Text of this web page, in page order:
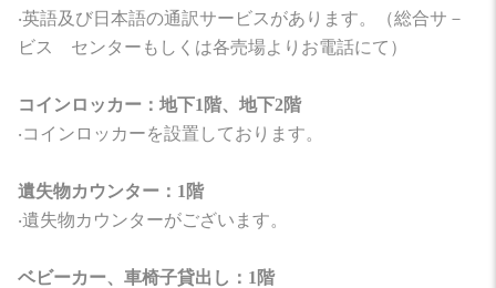
‧英語及び日本語の通訳サービスがあります。（総合サ－
ビス センターもしくは各売場よりお電話にて）
コインロッカー：地下1階、地下2階
‧コインロッカーを設置しております。
遺失物カウンター：1階
‧遺失物カウンターがございます。
ベビーカー、車椅子貸出し：1階